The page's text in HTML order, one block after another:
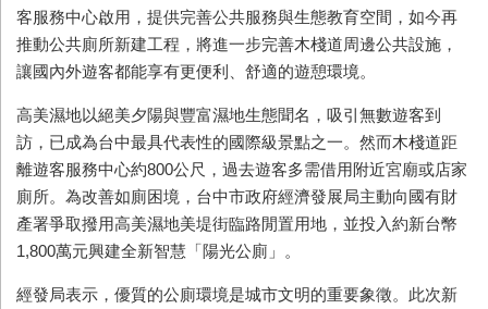
客服務中心啟用，提供完善公共服務與生態教育空間，如今再
推動公共廁所新建工程，將進一步完善木棧道周邊公共設施，
讓國內外遊客都能享有更便利、舒適的遊憩環境。
高美濕地以絕美夕陽與豐富濕地生態聞名，吸引無數遊客到
訪，已成為台中最具代表性的國際級景點之一。然而木棧道距
離遊客服務中心約800公尺，過去遊客多需借用附近宮廟或店家
廁所。為改善如廁困境，台中市政府經濟發展局主動向國有財
產署爭取撥用高美濕地美堤街臨路閒置用地，並投入約新台幣
1,800萬元興建全新智慧「陽光公廁」。
經發局表示，優質的公廁環境是城市文明的重要象徵。此次新